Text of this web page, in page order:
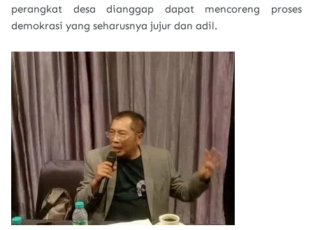
perangkat desa dianggap dapat mencoreng proses
demokrasi yang seharusnya jujur dan adil.